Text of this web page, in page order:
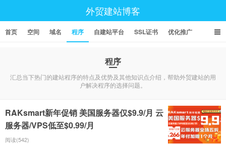
外贸建站博客
首页 空间 域名 程序 自建站平台 SSL证书 优化推广
程序
汇总当下热门的建站程序的特点及优势及其他知识点介绍，帮助外贸建站的用
户解决程序的选择问题。
RAKsmart新年促销 美国服务器仅$9.9/月 云
服务器/VPS低至$0.99/月
阅读(542)